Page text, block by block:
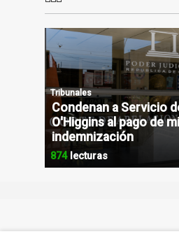
Tribunales
Condenan a Servicio
O'Higgins al pago de
indemnización
874lecturas